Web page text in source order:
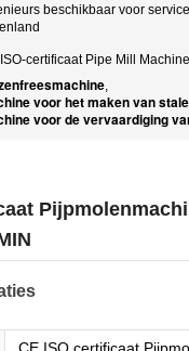
beschikbaar voor
certificaat Pipe Mill Machine
,
voor het maken van
voor de vervaardiging